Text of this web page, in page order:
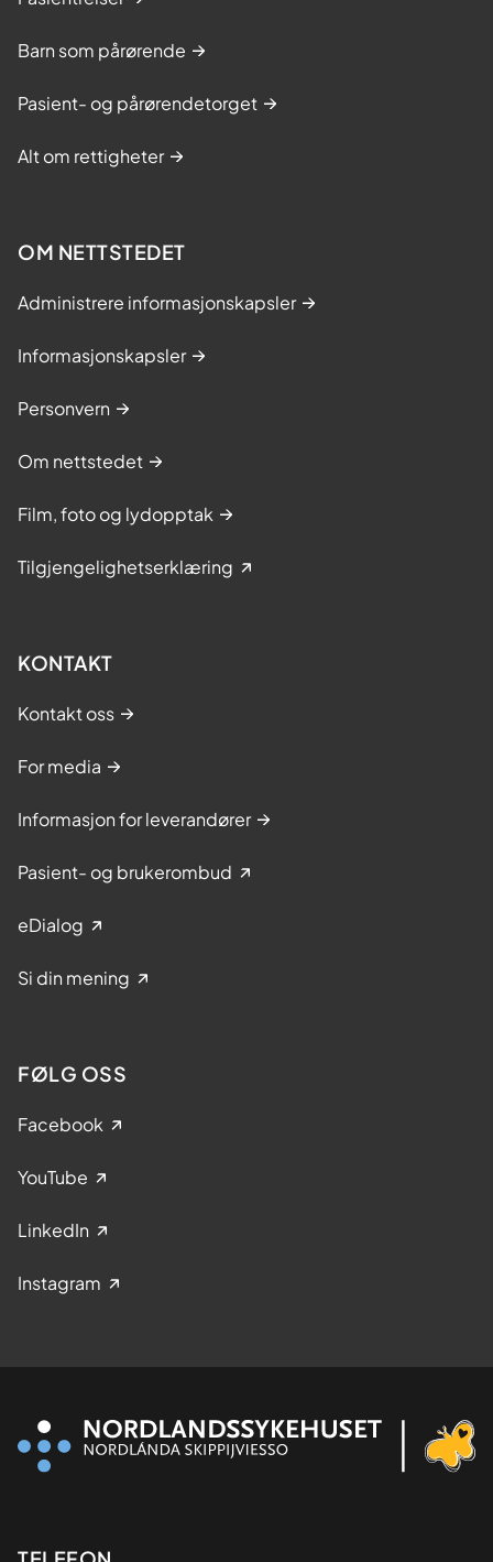
Barn som pårørende
Pasient- og pårørendetorget
Alt om rettigheter
OM NETTSTEDET
Administrere informasjonskapsler
Informasjonskapsler
Personvern
Om nettstedet
Film, foto og lydopptak
Tilgjengelighetserklæring
KONTAKT
Kontakt oss
For media
Informasjon for leverandører
Pasient- og brukerombud
eDialog
Si din mening
FØLG OSS
Facebook
YouTube
LinkedIn
Instagram